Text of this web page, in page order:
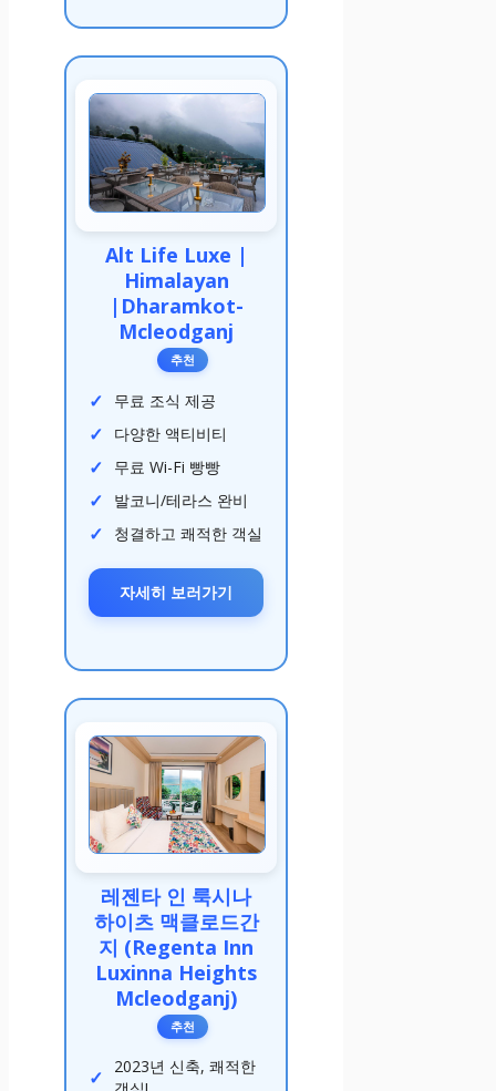
Alt Life Luxe |
Himalayan
|Dharamkot-
Mcleodganj
추천
무료 조식 제공
다양한 액티비티
무료 Wi-Fi 빵빵
발코니/테라스 완비
청결하고 쾌적한 객실
자세히 보러가기
레젠타 인 룩시나
하이츠 맥클로드간
지 (Regenta Inn
Luxinna Heights
Mcleodganj)
추천
2023년 신축, 쾌적한